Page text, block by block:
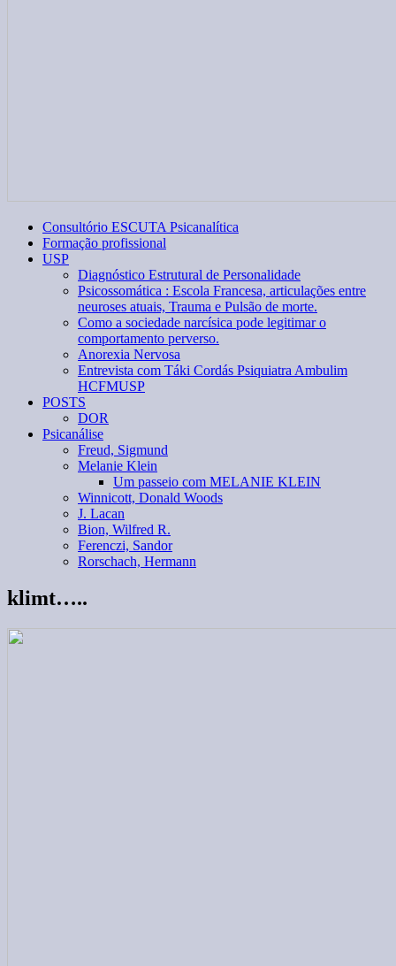
Consultório ESCUTA Psicanalítica
Formação profissional
USP
Diagnóstico Estrutural de Personalidade
Psicossomática : Escola Francesa, articulações entre
neuroses atuais, Trauma e Pulsão de morte.
Como a sociedade narcísica pode legitimar o
comportamento perverso.
Anorexia Nervosa
Entrevista com Táki Cordás Psiquiatra Ambulim
HCFMUSP
POSTS
DOR
Psicanálise
Freud, Sigmund
Melanie Klein
Um passeio com MELANIE KLEIN
Winnicott, Donald Woods
J. Lacan
Bion, Wilfred R.
Ferenczi, Sandor
Rorschach, Hermann
klimt…..